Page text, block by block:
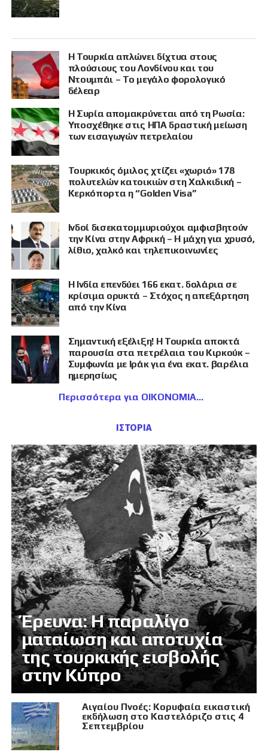
Η Τουρκία απλώνει δίχτυα στους
πλούσιους του Λονδίνου και του
Ντουμπάι – Το μεγάλο φορολογικό
δέλεαρ
Η Συρία απομακρύνεται από τη Ρωσία:
Υποσχέθηκε στις ΗΠΑ δραστική μείωση
των εισαγωγών πετρελαίου
Τουρκικός όμιλος χτίζει «χωριό» 178
πολυτελών κατοικιών στη Χαλκιδική –
Κερκόπορτα η “Golden Visa”
Ινδοί δισεκατομμυριούχοι αμφισβητούν
την Κίνα στην Αφρική – Η μάχη για χρυσό,
λίθιο, χαλκό και τηλεπικοινωνίες
Η Ινδία επενδύει 166 εκατ. δολάρια σε
κρίσιμα ορυκτά – Στόχος η απεξάρτηση
από την Κίνα
Σημαντική εξέλιξη! Η Τουρκία αποκτά
παρουσία στα πετρέλαια του Κιρκούκ –
Συμφωνία με Ιράκ για ένα εκατ. βαρέλια
ημερησίως
Περισσότερα για ΟΙΚΟΝΟΜΙΑ
ΙΣΤΟΡΙΑ
Έρευνα: Η παραλίγο
ματαίωση και αποτυχία
της τουρκικής εισβολής
στην Κύπρο
Αιγαίου Πνοές: Κορυφαία εικαστική
εκδήλωση στο Καστελόριζο στις 4
Σεπτεμβρίου